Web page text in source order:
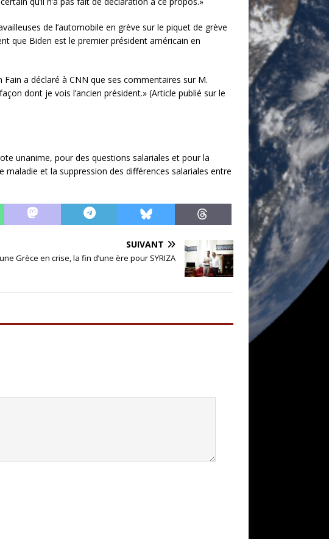
de l’automobile en grève sur le piquet de grève
que Biden est le premier président américain en
Fain a déclaré à CNN que ses commentaires sur M.
dont je vois l’ancien président.» (Article publié sur le
unanime, pour des questions salariales et pour la
maladie et la suppression des différences salariales entre
SUIVANT
Grèce en crise, la fin d’une ère pour SYRIZA